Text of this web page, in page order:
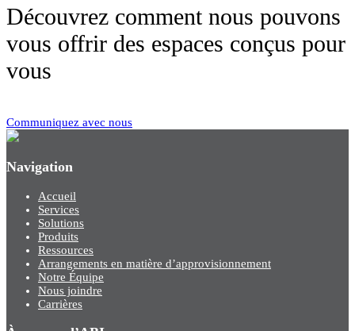
Découvrez comment nous pouvons
vous offrir des espaces conçus pour
vous
Communiquez avec nous
Navigation
Accueil
Services
Solutions
Produits
Ressources
Arrangements en matière d’approvisionnement
Notre Équipe
Nous joindre
Carrières